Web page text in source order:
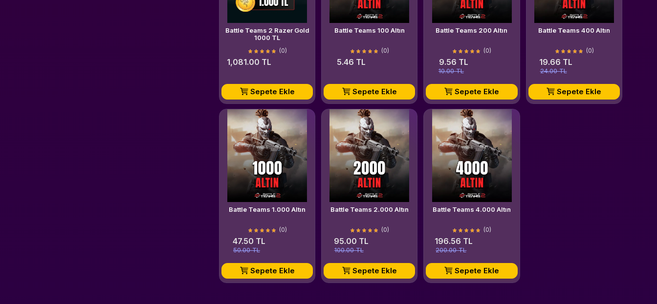
Battle Teams 2 Razer Gold
1000 TL
(0)
1,081.00 TL
Sepete Ekle
Battle Teams 100 Altın
(0)
5.46 TL
Sepete Ekle
Battle Teams 200 Altın
(0)
9.56 TL
10.00 TL
Sepete Ekle
Battle Teams 400 Altın
(0)
19.66 TL
24.00 TL
Sepete Ekle
Battle Teams 1.000 Altın
(0)
47.50 TL
50.00 TL
Sepete Ekle
Battle Teams 2.000 Altın
(0)
95.00 TL
100.00 TL
Sepete Ekle
Battle Teams 4.000 Altın
(0)
196.56 TL
200.00 TL
Sepete Ekle